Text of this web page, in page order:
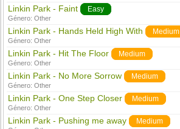
Linkin Park - Faint Easy
Género:Other
Linkin Park - Hands Held High With Medium
Género:Other
Linkin Park - Hit The Floor Medium
Género:Other
Linkin Park - No More Sorrow Medium
Género:Other
Linkin Park - One Step Closer Medium
Género:Other
Linkin Park - Pushing me away Medium